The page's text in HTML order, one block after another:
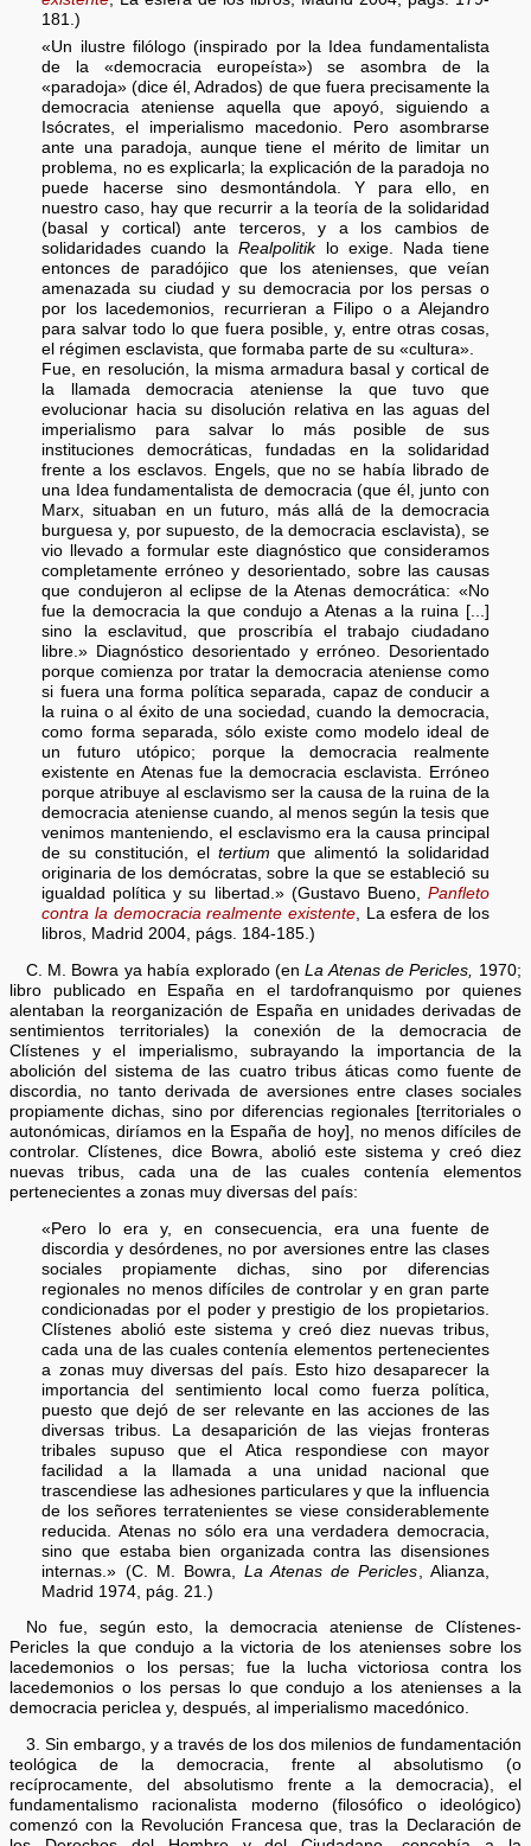
181.)
«Un ilustre filólogo (inspirado por la Idea fundamentalista
de la «democracia europeísta») se asombra de la
«paradoja» (dice él, Adrados) de que fuera precisamente la
democracia ateniense aquella que apoyó, siguiendo a
Isócrates, el imperialismo macedonio. Pero asombrarse
ante una paradoja, aunque tiene el mérito de limitar un
problema, no es explicarla; la explicación de la paradoja no
puede hacerse sino desmontándola. Y para ello, en
nuestro caso, hay que recurrir a la teoría de la solidaridad
(basal y cortical) ante terceros, y a los cambios de
solidaridades cuando laRealpolitiklo exige. Nada tiene
entonces de paradójico que los atenienses, que veían
amenazada su ciudad y su democracia por los persas o
por los lacedemonios, recurrieran a Filipo o a Alejandro
para salvar todo lo que fuera posible, y, entre otras cosas,
el régimen esclavista, que formaba parte de su «cultura».
Fue, en resolución, la misma armadura basal y cortical de
la llamada democracia ateniense la que tuvo que
evolucionar hacia su disolución relativa en las aguas del
imperialismo para salvar lo más posible de sus
instituciones democráticas, fundadas en la solidaridad
frente a los esclavos. Engels, que no se había librado de
una Idea fundamentalista de democracia (que él, junto con
Marx, situaban en un futuro, más allá de la democracia
burguesa y, por supuesto, de la democracia esclavista), se
vio llevado a formular este diagnóstico que consideramos
completamente erróneo y desorientado, sobre las causas
que condujeron al eclipse de la Atenas democrática: «No
fue la democracia la que condujo a Atenas a la ruina [...]
sino la esclavitud, que proscribía el trabajo ciudadano
libre.» Diagnóstico desorientado y erróneo. Desorientado
porque comienza por tratar la democracia ateniense como
si fuera una forma política separada, capaz de conducir a
la ruina o al éxito de una sociedad, cuando la democracia,
como forma separada, sólo existe como modelo ideal de
un futuro utópico; porque la democracia realmente
existente en Atenas fue la democracia esclavista. Erróneo
porque atribuye al esclavismo ser la causa de la ruina de la
democracia ateniense cuando, al menos según la tesis que
venimos manteniendo, el esclavismo era la causa principal
de su constitución, el tertium que alimentó la solidaridad
originaria de los demócratas, sobre la que se estableció su
igualdad política y su libertad.» (Gustavo Bueno, Panfleto
contra la democracia realmente existente, La esfera de los
libros, Madrid 2004, págs. 184-185.)
C. M. Bowra ya había explorado (enLa Atenas de Pericles,
1970;
libro publicado en España en el tardofranquismo por quienes
alentaban la reorganización de España en unidades derivadas de
sentimientos territoriales) la conexión de la democracia de
Clístenes y el imperialismo, subrayando la importancia de la
abolición del sistema de las cuatro tribus áticas como fuente de
discordia, no tanto derivada de aversiones entre clases sociales
propiamente dichas, sino por diferencias regionales [territoriales o
autonómicas, diríamos en la España de hoy], no menos difíciles de
controlar. Clístenes, dice Bowra, abolió este sistema y creó diez
nuevas tribus, cada una de las cuales contenía elementos
pertenecientes a zonas muy diversas del país:
«Pero lo era y, en consecuencia, era una fuente de
discordia y desórdenes, no por aversiones entre las clases
sociales propiamente dichas, sino por diferencias
regionales no menos difíciles de controlar y en gran parte
condicionadas por el poder y prestigio de los propietarios.
Clístenes abolió este sistema y creó diez nuevas tribus,
cada una de las cuales contenía elementos pertenecientes
a zonas muy diversas del país. Esto hizo desaparecer la
importancia del sentimiento local como fuerza política,
puesto que dejó de ser relevante en las acciones de las
diversas tribus. La desaparición de las viejas fronteras
tribales supuso que el Atica respondiese con mayor
facilidad a la llamada a una unidad nacional que
trascendiese las adhesiones particulares y que la influencia
de los señores terratenientes se viese considerablemente
reducida. Atenas no sólo era una verdadera democracia,
sino que estaba bien organizada contra las disensiones
internas.» (C. M. Bowra, La Atenas de Pericles , Alianza,
Madrid 1974, pág. 21.)
No fue, según esto, la democracia ateniense de Clístenes-
Pericles la que condujo a la victoria de los atenienses sobre los
lacedemonios o los persas; fue la lucha victoriosa contra los
lacedemonios o los persas lo que condujo a los atenienses a la
democracia periclea y, después, al imperialismo macedónico.
3. Sin embargo, y a través de los dos milenios de fundamentación
teológica de la democracia, frente al absolutismo (o
recíprocamente, del absolutismo frente a la democracia), el
fundamentalismo racionalista moderno (filosófico o ideológico)
comenzó con la Revolución Francesa que, tras la Declaración de